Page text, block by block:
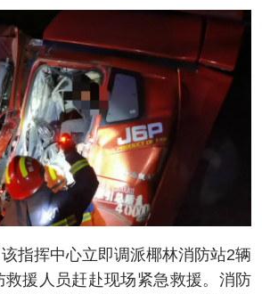
挥中心立即调派椰林消防站2辆
救援人员赶赴现场紧急救援。消防